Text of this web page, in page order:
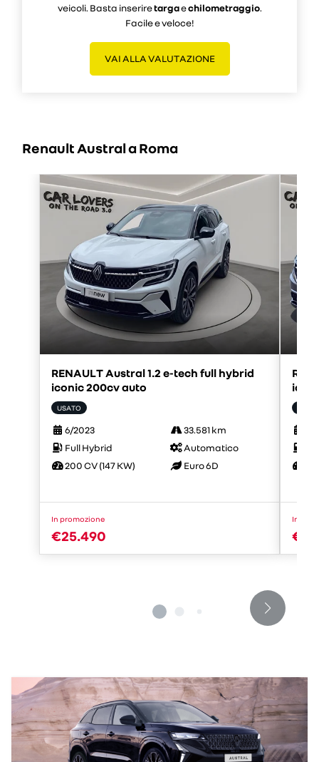
veicoli. Basta inseriretargaechilometraggio.
Facile e veloce!
VAI ALLA VALUTAZIONE
Renault Austral a Roma
RENAULT Austral 1.2 e-tech full hybrid
iconic 200cv auto
USATO
6/2023
33.581 km
Full Hybrid
Automatico
200 CV (147 KW)
Euro 6D
In promozione
€25.490
In